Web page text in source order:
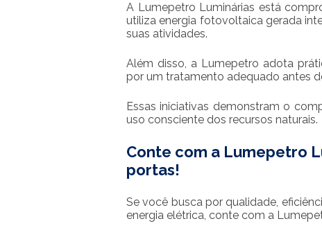
A Lumepetro Luminárias está
utiliza energia fotovoltaica gerada
suas atividades.
Além disso, a Lumepetro adota
por um tratamento adequado antes
Essas iniciativas demonstram o
uso consciente dos recursos naturais.
Conte com a Lumepetro
portas!
Se você busca por qualidade,
energia elétrica, conte com a